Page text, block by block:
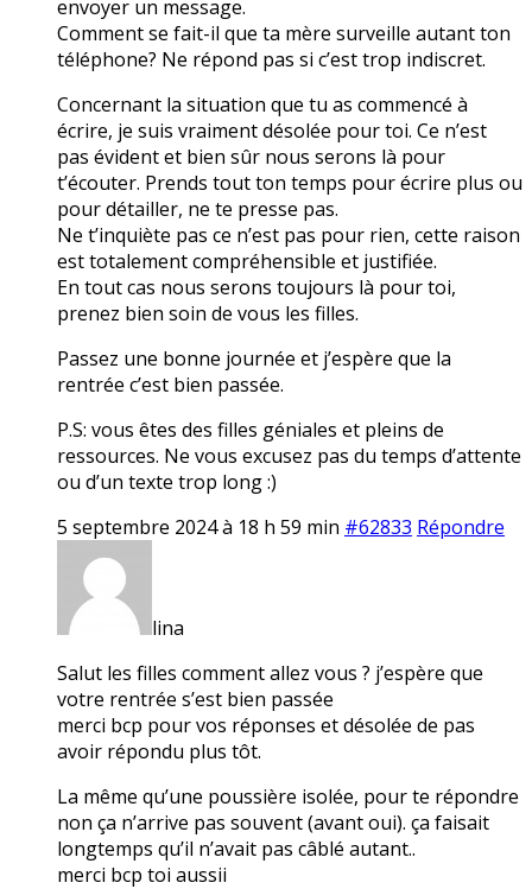
envoyer un message.
Comment se fait-il que ta mère surveille autant ton
téléphone? Ne répond pas si c’est trop indiscret.
Concernant la situation que tu as commencé à
écrire, je suis vraiment désolée pour toi. Ce n’est
pas évident et bien sûr nous serons là pour
t’écouter. Prends tout ton temps pour écrire plus ou
pour détailler, ne te presse pas.
Ne t’inquiète pas ce n’est pas pour rien, cette raison
est totalement compréhensible et justifiée.
En tout cas nous serons toujours là pour toi,
prenez bien soin de vous les filles.
Passez une bonne journée et j’espère que la
rentrée c’est bien passée.
P.S: vous êtes des filles géniales et pleins de
ressources. Ne vous excusez pas du temps d’attente
ou d’un texte trop long :)
5 septembre 2024 à 18 h 59 min #62833 Répondre
lina
Salut les filles comment allez vous ? j’espère que
votre rentrée s’est bien passée
merci bcp pour vos réponses et désolée de pas
avoir répondu plus tôt.
La même qu’une poussière isolée, pour te répondre
non ça n’arrive pas souvent (avant oui). ça faisait
longtemps qu’il n’avait pas câblé autant..
merci bcp toi aussii